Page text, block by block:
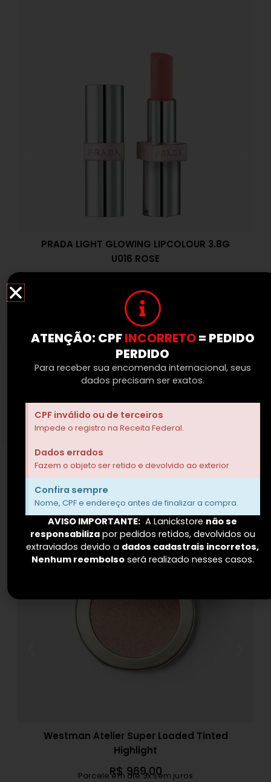
PRADA LIGHT GLOWING LIPCOLOUR 3.8G
U016 ROSE
À vista 5% desconto no PIX
HOURGLASS
luxurybeauty
Lançamento
Westman Atelier Super Loaded Tinted
Highlight
R$969,00
Parcele em até 3x sem juros
ATENÇÃO: CPFINCORRETO= PEDIDO
PERDIDO
Para receber sua encomenda internacional, seus
dados precisam ser exatos.
CPF inválido ou de terceiros
Impede o registro na Receita Federal.
Dados errados
Fazem o objeto ser retido e devolvido ao exterior
Confira sempre
Nome, CPF e endereço antes de finalizar a compra.
AVISO IMPORTANTE: A Lanickstore não se
responsabilizapor pedidos retidos, devolvidos ou
extraviados devido a dados cadastrais incorretos,
Nenhum reembolsoserá realizado nesses casos.